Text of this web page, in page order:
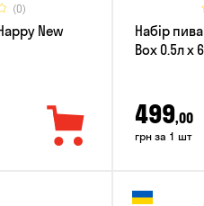
(0)
New
Набір
Box 0.5л x
499,00
грн за 1 шт